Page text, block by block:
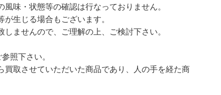
味・状態等の確認は行なっておりません。
生じる場合もございます。
ませんので、ご理解の上、ご検討下さい。
照下さい。
取させていただいた商品であり、人の手を経た商